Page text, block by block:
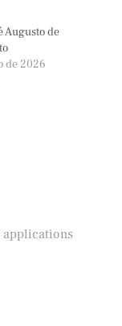
Augusto de
de 2026
applications